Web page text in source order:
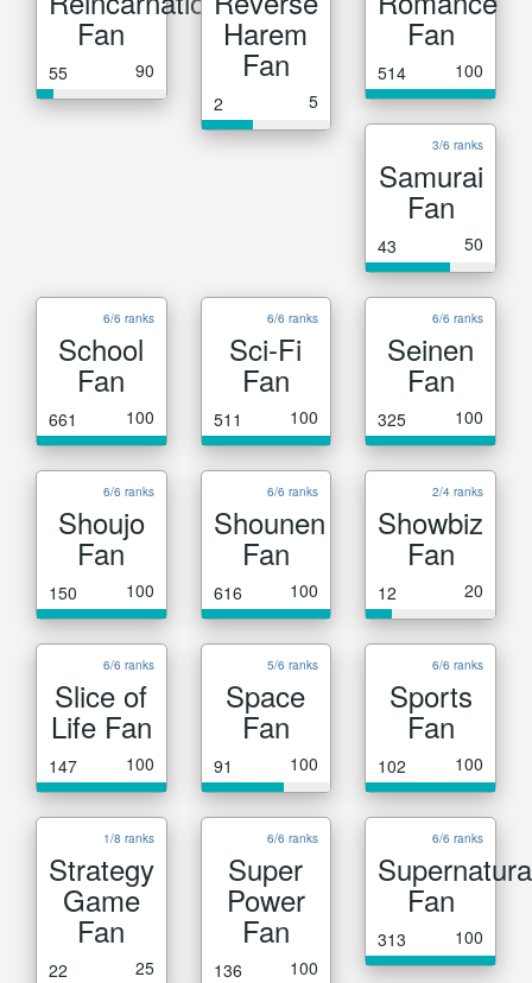
Fan
55 90
Harem
Fan
2 5
Fan
514 100
3/6 ranks
Samurai
Fan
43 50
6/6 ranks
School
Fan
661 100
6/6 ranks
Sci-Fi
Fan
511 100
6/6 ranks
Seinen
Fan
325 100
6/6 ranks
Shoujo
Fan
150 100
6/6 ranks
Shounen
Fan
616 100
2/4 ranks
Showbiz
Fan
12 20
6/6 ranks
Slice of
Life Fan
147 100
5/6 ranks
Space
Fan
91 100
6/6 ranks
Sports
Fan
102 100
1/8 ranks
Strategy
Game
Fan
22 25
6/6 ranks
Super
Power
Fan
136 100
6/6 ranks
Fan
313 100